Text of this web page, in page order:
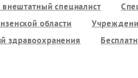
специалист
области
здравоохранения